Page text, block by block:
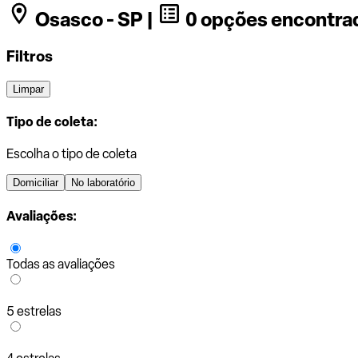
Osasco - SP | 0 opções
Filtros
Limpar
Tipo de coleta:
Escolha o tipo de coleta
Domiciliar No laboratório
Avaliações:
Todas as avaliações
5 estrelas